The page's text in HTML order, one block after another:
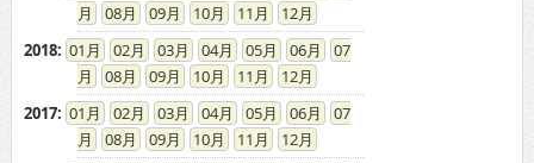
08
09 10 11
12
2018: 01 02 03 04 05 06
07
08
09 10 11
12
2017: 01 02 03 04 05 06
07
08
09 10 11
12